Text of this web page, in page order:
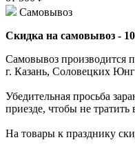
Самовывоз
Скидка на самовывоз -
Самовывоз производится
г. Казань, Соловецких
Убедительная просьба
приезде, чтобы не
На товары к празднику